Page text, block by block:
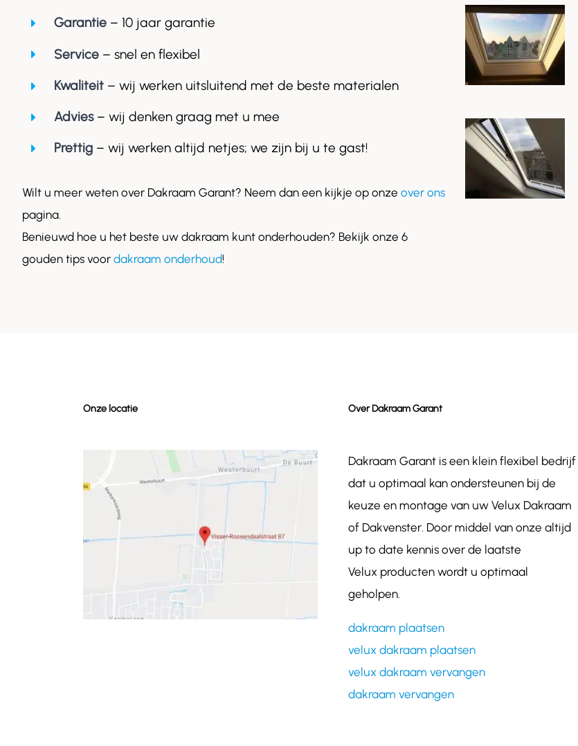
Garantie– 10 jaar garantie
Service – snel en flexibel
Kwaliteit– wij werken uitsluitend met de beste materialen
Advies– wij denken graag met u mee
Prettig– wij werken altijd netjes; we zijn bij u te gast!
Wilt u meer weten over Dakraam Garant? Neem dan een kijkje op onze over ons
pagina.
Benieuwd hoe u het beste uw dakraam kunt onderhouden? Bekijk onze 6
gouden tips voor dakraam onderhoud!
Onze locatie Over Dakraam Garant
Dakraam Garant is een klein flexibel bedrijf
dat u optimaal kan ondersteunen bij de
keuze en montage van uw Velux Dakraam
of Dakvenster. Door middel van onze altijd
up to date kennis over de laatste
Velux producten wordt u optimaal
geholpen.
dakraam plaatsen
velux dakraam plaatsen
velux dakraam vervangen
dakraam vervangen